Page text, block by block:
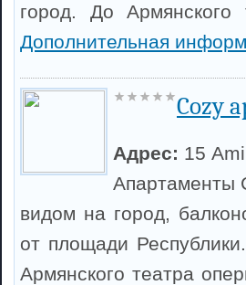
город. До
Дополнительная
Cozy
Адрес: 15
Апартаменты
видом на город,
от площади
Армянского театра